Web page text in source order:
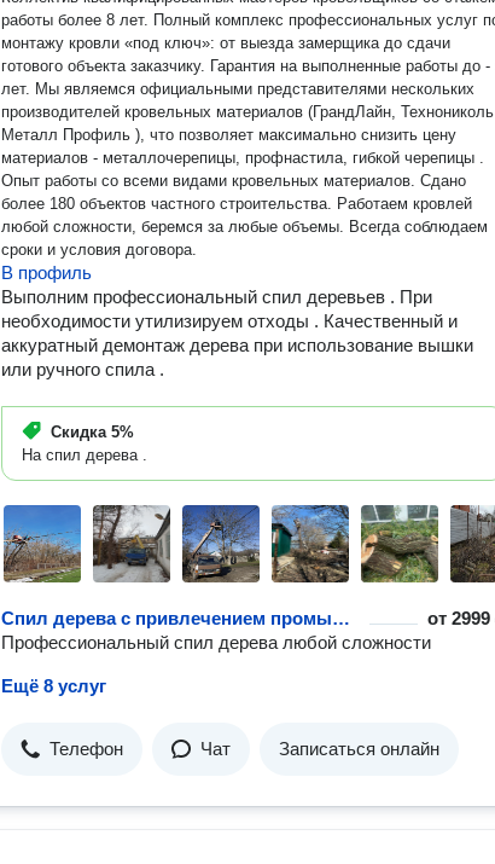
работы более 8 лет. Полный комплекс профессиональных услуг по
монтажу кровли «под ключ»: от выезда замерщика до сдачи
готового объекта заказчику. Гарантия на выполненные работы до -
лет. Мы являемся официальными представителями нескольких
производителей кровельных материалов (ГрандЛайн,
Металл Профиль ), что позволяет максимально снизить цену
материалов - металлочерепицы, профнастила, гибкой черепицы .
Опыт работы со всеми видами кровельных материалов. Сдано
более 180 объектов частного строительства. Работаем кровлей
любой сложности, беремся за любые объемы. Всегда соблюдаем
сроки и условия договора.
В профиль
Выполним профессиональный спил деревьев . При
необходимости утилизируем отходы . Качественный и
аккуратный демонтаж дерева при использование вышки
или ручного спила .
Скидка 5%
На спил дерева .
Спил дерева с привлечением промышленного альпиниста – 18 вариантов от2999
Профессиональный спил дерева любой сложности
Ещё 8 услуг
Телефон Чат Записаться онлайн